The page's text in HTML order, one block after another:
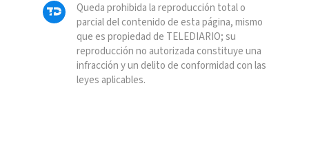
Queda prohibida la reproducción total o
parcial del contenido de esta página, mismo
que es propiedad de TELEDIARIO; su
reproducción no autorizada constituye una
infracción y un delito de conformidad con las
leyes aplicables.